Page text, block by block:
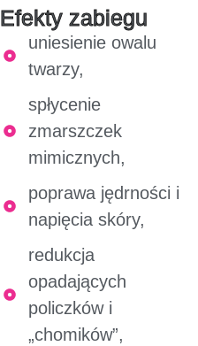
Efekty zabiegu
uniesienie owalu
twarzy,
spłycenie
zmarszczek
mimicznych,
poprawa jędrności i
napięcia skóry,
redukcja
opadających
policzków i
„chomików”,